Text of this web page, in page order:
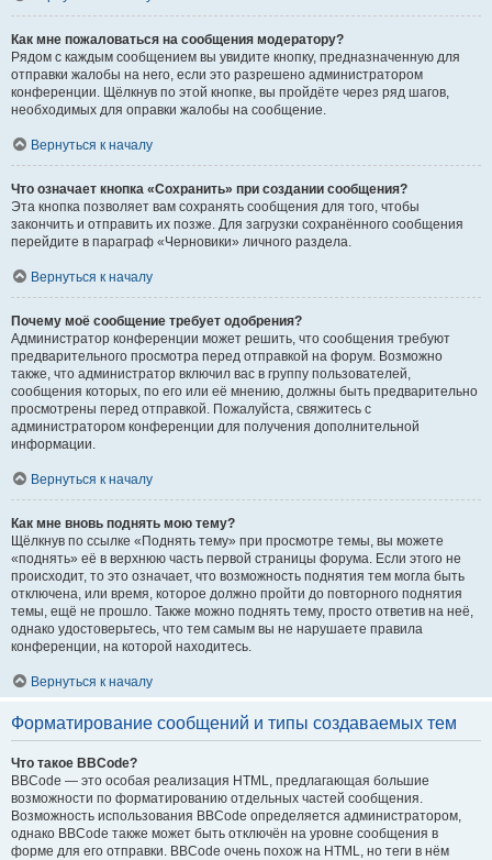
Как мне пожаловаться на сообщения модератору?
Рядом с каждым сообщением вы увидите кнопку, предназначенную для
отправки жалобы на него, если это разрешено администратором
конференции. Щёлкнув по этой кнопке, вы пройдёте через ряд шагов,
необходимых для оправки жалобы на сообщение.
Вернуться к началу
Что означает кнопка «Сохранить» при создании сообщения?
Эта кнопка позволяет вам сохранять сообщения для того, чтобы
закончить и отправить их позже. Для загрузки сохранённого сообщения
перейдите в параграф «Черновики» личного раздела.
Вернуться к началу
Почему моё сообщение требует одобрения?
Администратор конференции может решить, что сообщения требуют
предварительного просмотра перед отправкой на форум. Возможно
также, что администратор включил вас в группу пользователей,
сообщения которых, по его или её мнению, должны быть предварительно
просмотрены перед отправкой. Пожалуйста, свяжитесь с
администратором конференции для получения дополнительной
информации.
Вернуться к началу
Как мне вновь поднять мою тему?
Щёлкнув по ссылке «Поднять тему» при просмотре темы, вы можете
«поднять» её в верхнюю часть первой страницы форума. Если этого не
происходит, то это означает, что возможность поднятия тем могла быть
отключена, или время, которое должно пройти до повторного поднятия
темы, ещё не прошло. Также можно поднять тему, просто ответив на неё,
однако удостоверьтесь, что тем самым вы не нарушаете правила
конференции, на которой находитесь.
Вернуться к началу
Форматирование сообщений и типы создаваемых тем
Что такое BBCode?
BBCode — это особая реализация HTML, предлагающая большие
возможности по форматированию отдельных частей сообщения.
Возможность использования BBCode определяется администратором,
однако BBCode также может быть отключён на уровне сообщения в
форме для его отправки. BBCode очень похож на HTML, но теги в нём